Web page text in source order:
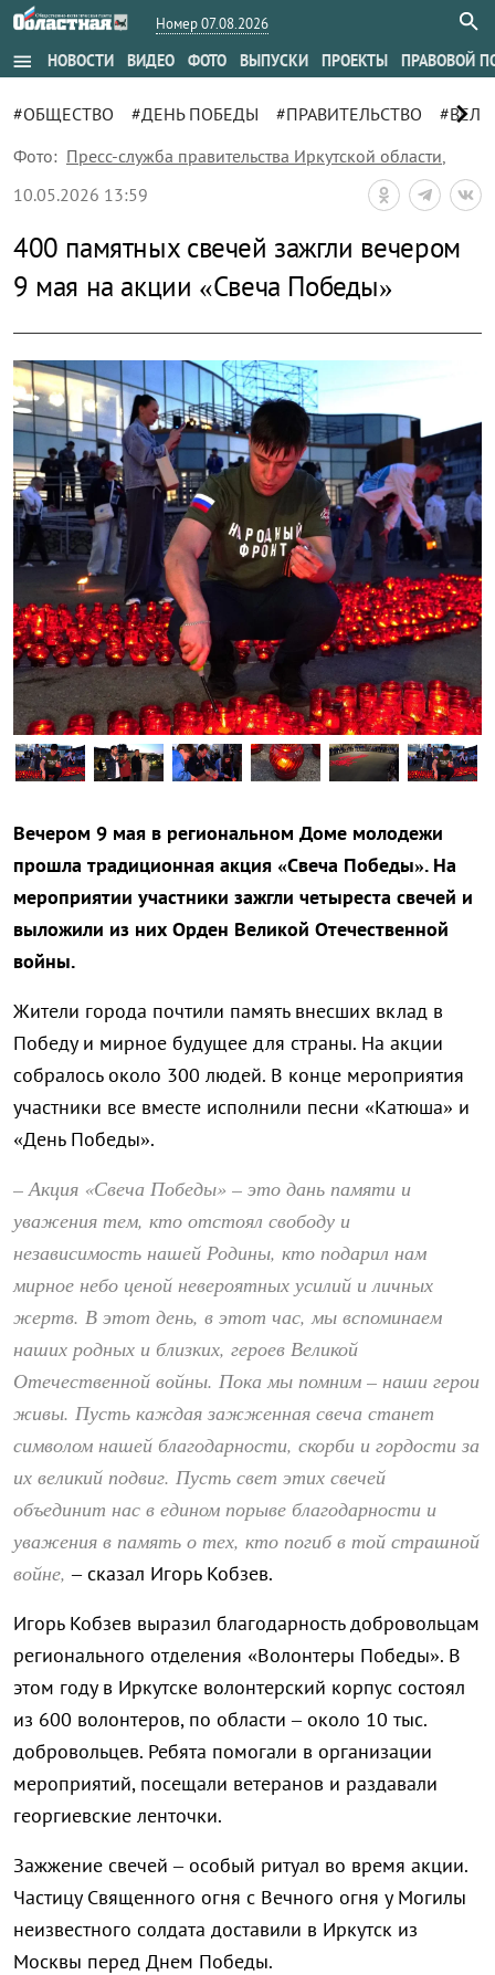
Номер 07.08.2026
menu НОВОСТИ ВИДЕО ФОТО ВЫПУСКИ ПРОЕКТЫ ПРАВОВОЙ
#ОБЩЕСТВО #ДЕНЬ ПОБЕДЫ #ПРАВИТЕЛЬСТВО chevron_right
Фото: Пресс-служба правительства Иркутской области,
10.05.2026 13:59
400 памятных свечей зажгли вечером
9 мая на акции «Свеча Победы»
Вечером 9 мая в региональном Доме молодежи
прошла традиционная акция «Свеча Победы». На
мероприятии участники зажгли четыреста свечей и
выложили из них Орден Великой Отечественной
войны.
Жители города почтили память внесших вклад в
Победу и мирное будущее для страны. На акции
собралось около 300 людей. В конце мероприятия
участники все вместе исполнили песни «Катюша» и
«День Победы».
– Акция «Свеча Победы» – это дань памяти и
уважения тем, кто отстоял свободу и
независимость нашей Родины, кто подарил нам
мирное небо ценой невероятных усилий и личных
жертв. В этот день, в этот час, мы вспоминаем
наших родных и близких, героев Великой
Отечественной войны. Пока мы помним – наши герои
живы. Пусть каждая зажженная свеча станет
символом нашей благодарности, скорби и гордости за
их великий подвиг. Пусть свет этих свечей
объединит нас в едином порыве благодарности и
уважения в память о тех, кто погиб в той страшной
войне, – сказал Игорь Кобзев.
Игорь Кобзев выразил благодарность добровольцам
регионального отделения «Волонтеры Победы». В
этом году в Иркутске волонтерский корпус состоял
из 600 волонтеров, по области – около 10 тыс.
добровольцев. Ребята помогали в организации
мероприятий, посещали ветеранов и раздавали
георгиевские ленточки.
Зажжение свечей – особый ритуал во время акции.
Частицу Священного огня с Вечного огня у Могилы
неизвестного солдата доставили в Иркутск из
Москвы перед Днем Победы.